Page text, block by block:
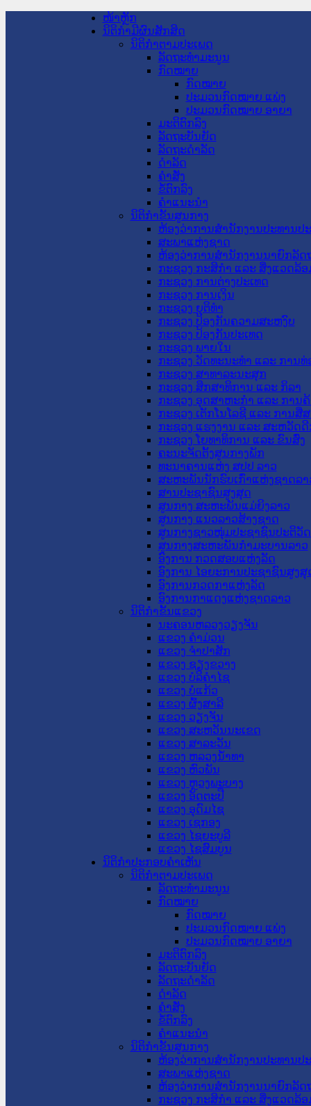
ໜ້າຫຼັກ
ນິຕິກໍາມີຜົນສັກສິດ
ນິຕິກໍາຕາມປະເພດ
ລັດຖະທໍາມະນູນ
ກົດໝາຍ
ກົດໝາຍ
ປະມວນກົດໝາຍ ແພ່ງ
ປະມວນກົດໝາຍ ອາຍາ
ມະຕິຕົກລົງ
ລັດຖະບັນຍັດ
ລັດຖະດໍາລັດ
ດໍາລັດ
ຄໍາສັ່ງ
ຂໍ້ຕົກລົງ
ຄໍາແນະນໍາ
ນິຕິກໍາຂັ້ນສູນກາງ
ຫ້ອງວ່າການສໍານັກງານປະທານປ
ສະພາແຫ່ງຊາດ
ຫ້ອງວ່າການສຳນັກງານນາຍົກລັດ
ກະຊວງ ກະສິກຳ ແລະ ສິ່ງແວດລ້ອ
ກະຊວງ ການຕ່າງປະເທດ
ກະຊວງ ການເງິນ
ກະຊວງ ຍຸຕິທໍາ
ກະຊວງ ປ້ອງກັນຄວາມສະຫງົບ
ກະຊວງ ປ້ອງກັນປະເທດ
ກະຊວງ ພາຍໃນ
ກະຊວງ ວັດທະນະທຳ ແລະ ການທ່
ກະຊວງ ສາທາລະນະສຸກ
ກະຊວງ ສຶກສາທິການ ແລະ ກິລາ
ກະຊວງ ອຸດສາຫະກຳ ແລະ ການຄ້
ກະຊວງ ເຕັກໂນໂລຊີ ແລະ ການສື່
ກະຊວງ ແຮງງານ ແລະ ສະຫວັດ
ກະຊວງ ໂຍທາທິການ ແລະ ຂົນສົ່ງ
ຄະນະຈັດຕັ້ງສູນກາງພັກ
ທະນາຄານແຫ່ງ ສປປ ລາວ
ສະຫະພັນນັກຮົບເກົ່າແຫ່ງຊາດລາ
ສານປະຊາຊົນສູງສຸດ
ສູນກາງ ສະຫະພັນແມ່ຍິງລາວ
ສູນກາງ ແນວລາວສ້າງຊາດ
ສູນກາງຊາວໜຸ່ມປະຊາຊົນປະຕິວັ
ສູນກາງສະຫະພັນກຳມະບານລາວ
ອົງການ ກວດສອບແຫ່ງລັດ
ອົງການ ໄອຍະການປະຊາຊົນສູງສຸ
ອົງການກວດກາແຫ່ງລັດ
ອົງການກາແດງແຫ່ງຊາດລາວ
ນິຕິກໍາຂັ້ນແຂວງ
ນະ​ຄອນ​ຫລວງວຽງຈັນ
ແຂວງ ຄໍາມ່ວນ
ແຂວງ ຈໍາປາສັກ
ແຂວງ ຊຽງຂວາງ
ແຂວງ ບໍລິຄໍາໄຊ
ແຂວງ ບໍ່ແກ້ວ
ແຂວງ ຜົ້ງສາລີ
ແຂວງ ວຽງຈັນ
ແຂວງ ສະຫວັນນະເຂດ
ແຂວງ ສາລະວັນ
ແຂວງ ຫລວງນໍ້າທາ
ແຂວງ ຫົວພັນ
ແຂວງ ຫຼວງພະບາງ
ແຂວງ ອັດຕະປື
ແຂວງ ອຸດົມໄຊ
ແຂວງ ເຊກອງ
ແຂວງ ໄຊຍະບູລີ
ແຂວງ ໄຊສົມບູນ
ນິຕິກໍາປະກອບຄໍາເຫັນ
ນິຕິກໍາຕາມປະເພດ
ລັດຖະທໍາມະນູນ
ກົດໝາຍ
ກົດໝາຍ
ປະມວນກົດໝາຍ ແພ່ງ
ປະມວນກົດໝາຍ ອາຍາ
ມະຕິຕົກລົງ
ລັດຖະບັນຍັດ
ລັດຖະດໍາລັດ
ດໍາລັດ
ຄໍາສັ່ງ
ຂໍ້ຕົກລົງ
ຄໍາແນະນໍາ
ນິຕິກຳຂັ້ນສູນກາງ
ຫ້ອງວ່າການສໍານັກງານປະທານປ
ສະພາແຫ່ງຊາດ
ຫ້ອງວ່າການສຳນັກງານນາຍົກລັດ
ກະຊວງ ກະສິກຳ ແລະ ສິ່ງແວດລ້ອ